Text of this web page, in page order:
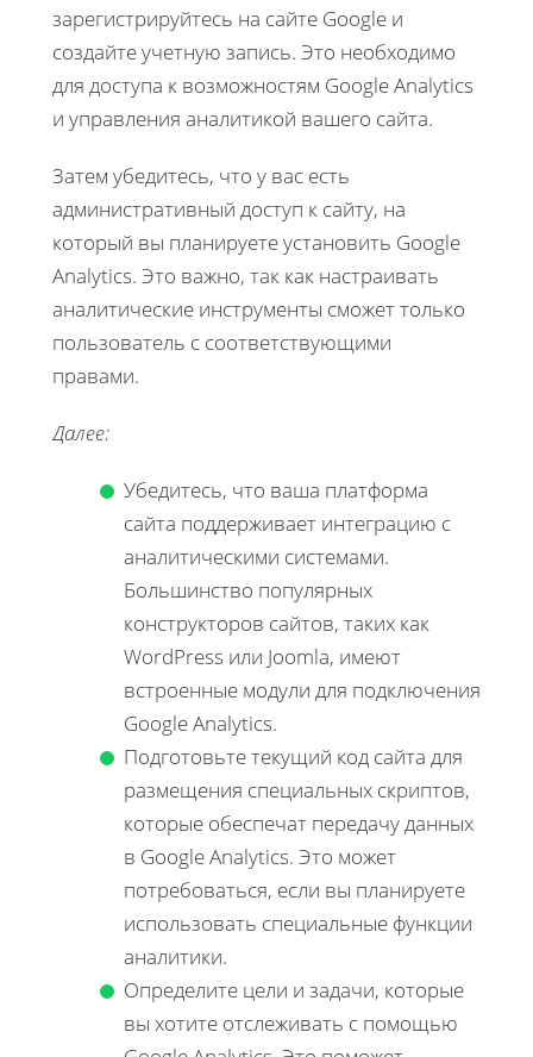
зарегистрируйтесь на сайте Google и
создайте учетную запись. Это необходимо
для доступа к возможностям Google Analytics
и управления аналитикой вашего сайта.
Затем убедитесь, что у вас есть
административный доступ к сайту, на
который вы планируете установить Google
Analytics. Это важно, так как настраивать
аналитические инструменты сможет только
пользователь с соответствующими
правами.
Далее:
Убедитесь, что ваша платформа
сайта поддерживает интеграцию с
аналитическими системами.
Большинство популярных
конструкторов сайтов, таких как
WordPress или Joomla, имеют
встроенные модули для подключения
Google Analytics.
Подготовьте текущий код сайта для
размещения специальных скриптов,
которые обеспечат передачу данных
в Google Analytics. Это может
потребоваться, если вы планируете
использовать специальные функции
аналитики.
Определите цели и задачи, которые
вы хотите отслеживать с помощью